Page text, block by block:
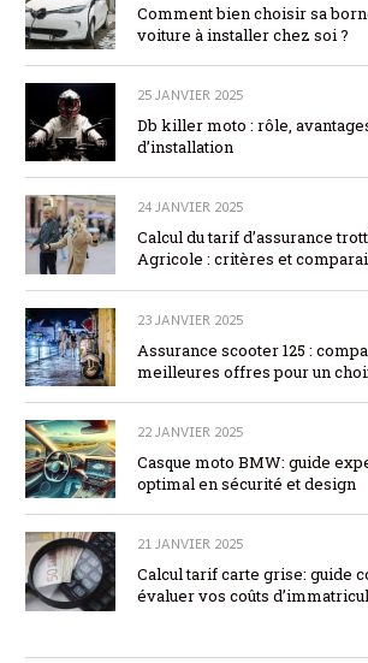
Comment bien choisir sa
voiture à installer chez soi ?
25 JANVIER 2025
Db killer moto : rôle,
d’installation
24 JANVIER 2025
Calcul du tarif d’assurance
Agricole : critères et
23 JANVIER 2025
Assurance scooter 125 :
meilleures offres pour un
22 JANVIER 2025
Casque moto BMW: guide
optimal en sécurité et design
21 JANVIER 2025
Calcul tarif carte grise: guide
évaluer vos coûts